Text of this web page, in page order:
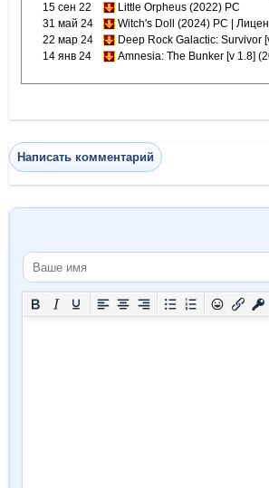
15 сен 22
Little Orpheus (2022) PC
31 май 24
Witch's Doll (2024) PC |
22 мар 24
Deep Rock Galactic: Survivor
14 янв 24
Amnesia: The Bunker [v 1.8]
Написать комментарий